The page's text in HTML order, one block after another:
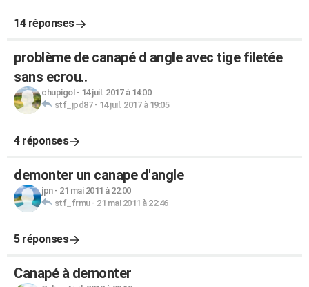
14 réponses
problème de canapé d angle avec tige filetée
sans ecrou..
chupigol - 14 juil. 2017 à 14:00
stf_jpd87- 14 juil. 2017 à 19:05
4 réponses
demonter un canape d'angle
jpn- 21 mai 2011 à 22:00
stf_frmu- 21 mai 2011 à 22:46
5 réponses
Canapé à demonter